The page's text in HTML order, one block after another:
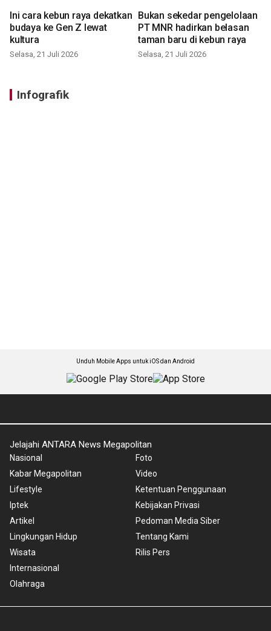
Ini cara kebun raya dekatkan
budaya ke Gen Z lewat
kultura
Selasa, 21 Juli 2026
Bukan sekedar pengelolaan
PT MNR hadirkan belasan
taman baru di kebun raya
Selasa, 21 Juli 2026
Infografik
Unduh Mobile Apps untuk iOS dan Android
Jelajahi ANTARA News Megapolitan
Nasional
Kabar Megapolitan
Lifestyle
Iptek
Artikel
Lingkungan Hidup
Wisata
Internasional
Olahraga
Foto
Video
Ketentuan Penggunaan
Kebijakan Privasi
Pedoman Media Siber
Tentang Kami
Rilis Pers